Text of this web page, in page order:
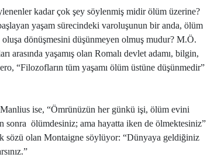
kadar çok şey söylenmiş midir ölüm üzerine?
yaşam sürecindeki varoluşunun bir anda, ölüm
dönüşmesini düşünmeyen olmuş mudur? M.Ö.
arasında yaşamış olan Romalı devlet adamı, bilgin,
“Filozofların tüm yaşamı ölüm üstüne düşünmedir”
ise, “Ömrünüzün her günkü işi, ölüm evini
sonra ölümdesiniz; ama hayatta iken de ölmektesiniz”
sözü olan Montaigne söylüyor: “Dünyaya geldiğiniz